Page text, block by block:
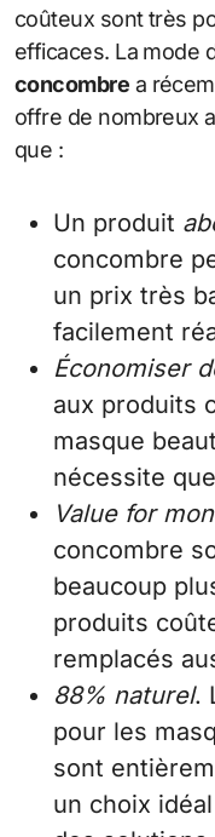
coûteux sont très
efficaces. La mode
concombre a
offre de nombreux
que :
Un produit
concombre
un prix très
facilement
Économiser
aux produits
masque
nécessite
Value for
concombre
beaucoup
produits
remplacés
88% naturel.
pour les
sont
un choix